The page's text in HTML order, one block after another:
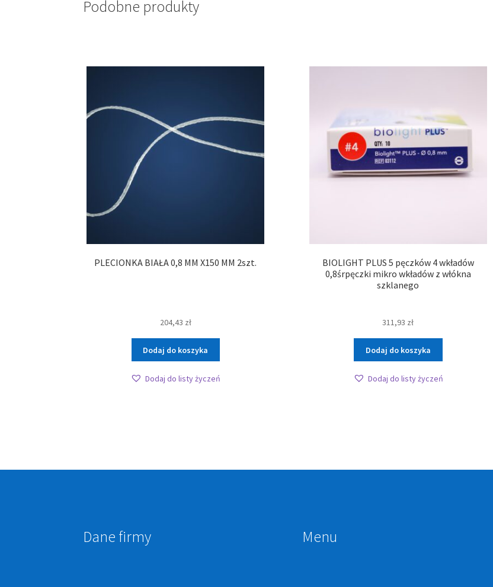
Podobne produkty
PLECIONKA BIAŁA 0,8 MM X150 MM 2szt.
204,43 zł
Dodaj do koszyka
Dodaj do listy życzeń
BIOLIGHT PLUS 5 pęczków 4 wkładów
0,8śrpęczki mikro wkładów z włókna
szklanego
311,93 zł
Dodaj do koszyka
Dodaj do listy życzeń
Dane firmy Menu